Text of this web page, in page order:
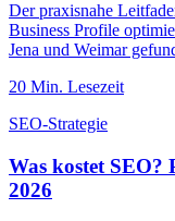
Der praxisnahe
Business Profile
Jena und Weimar
20 Min. Lesezeit
SEO-Strategie
Was kostet SEO?
2026